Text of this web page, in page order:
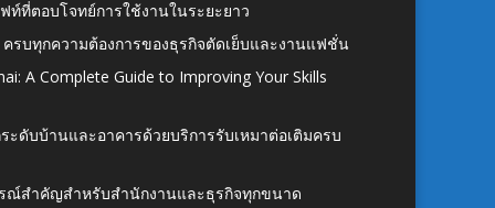
ท์ที่ตอบโจทย์การใช้งานในระยะยาว
รบทุกความต้องการของธุรกิจตัดเย็บและงานแฟชั่น
A Complete Guide to Improving Your Skills
ะดับบ้านและอาคารด้วยบริการรับเหมาต่อเติมครบ
ณ์สำคัญสำหรับสำนักงานและธุรกิจทุกขนาด